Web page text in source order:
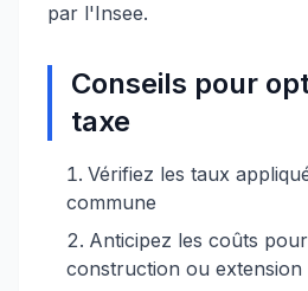
par l'Insee.
Conseils pour
taxe
Vérifiez les taux
commune
Anticipez les coûts
construction ou extension